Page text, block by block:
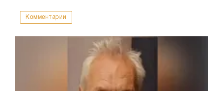
Комментарии